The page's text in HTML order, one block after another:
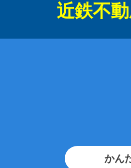
近鉄不
かん